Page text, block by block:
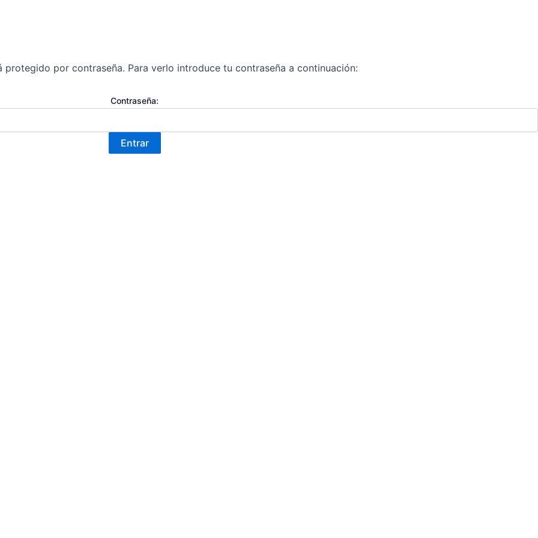
protegido por contraseña. Para verlo introduce tu contraseña a continuación:
Contraseña: